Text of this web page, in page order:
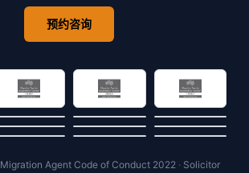
预约咨询
Migration Agent Code of Conduct 2022 · Solicitor